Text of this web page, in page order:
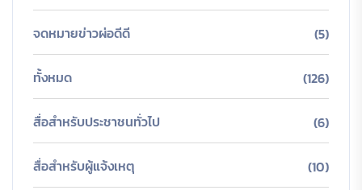
จดหมายข่าวผ่อดีดี (5)
ทั้งหมด (126)
สื่อสำหรับประชาชนทั่วไป (6)
สื่อสำหรับผู้แจ้งเหตุ (10)